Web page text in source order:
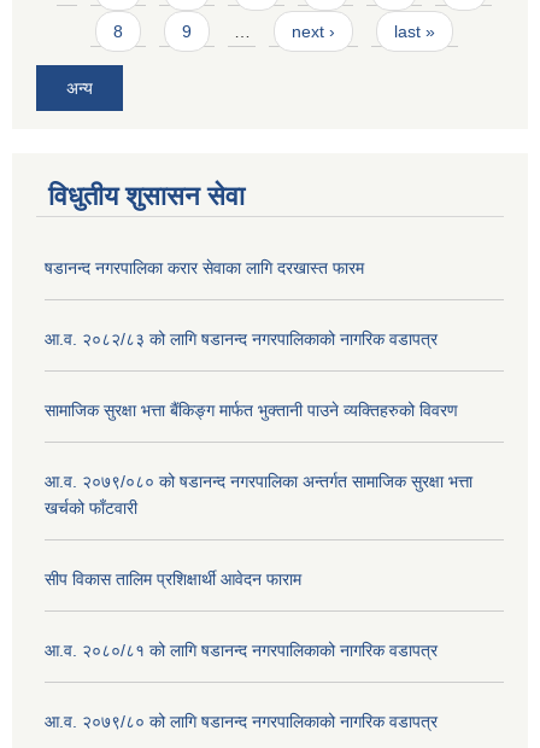
8 9 … next › last »
अन्य
विधुतीय शुसासन सेवा
षडानन्द नगरपालिका करार सेवाका लागि दरखास्त फारम
आ.व. २०८२/८३ को लागि षडानन्द नगरपालिकाको नागरिक वडापत्र
सामाजिक सुरक्षा भत्ता बैंकिङ्ग मार्फत भुक्तानी पाउने व्यक्तिहरुको विवरण
आ.व. २०७९/०८० को षडानन्द नगरपालिका अन्तर्गत सामाजिक सुरक्षा भत्ता
खर्चको फाँटवारी
सीप विकास तालिम प्रशिक्षार्थी आवेदन फाराम
आ.व. २०८०/८१ को लागि षडानन्द नगरपालिकाको नागरिक वडापत्र
आ.व. २०७९/८० को लागि षडानन्द नगरपालिकाको नागरिक वडापत्र